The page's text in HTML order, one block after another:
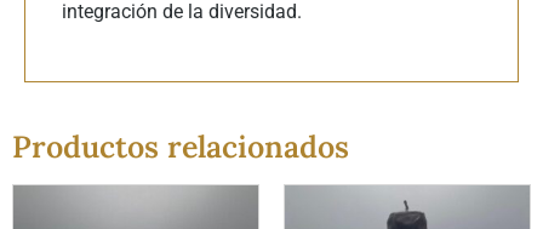
integración de la diversidad.
Productos relacionados